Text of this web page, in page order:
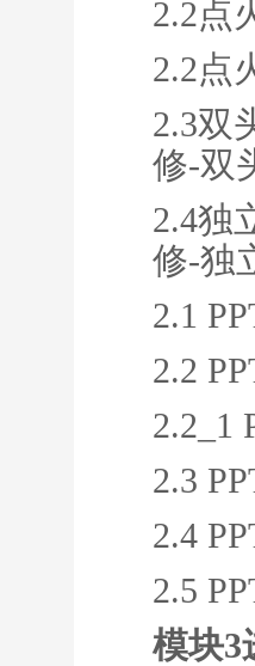
2.2点
2.2点
2.3双
修-双
2.4独
修-独
2.1
2.2
2.2_1
2.3
2.4
2.5
模块3